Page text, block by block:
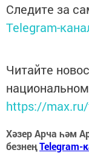
Следите за
Telegram-
Читайте
https://
Хәзер Арча һәм
безнеңTelegram-